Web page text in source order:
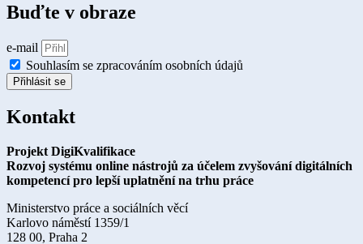
Buďte v obraze
e-mail
Souhlasím se zpracováním osobních údajů
Přihlásit se
Kontakt
Projekt DigiKvalifikace
Rozvoj systému online nástrojů za účelem zvyšování digitálních
kompetencí pro lepší uplatnění na trhu práce
Ministerstvo práce a sociálních věcí
Karlovo náměstí 1359/1
128 00, Praha 2